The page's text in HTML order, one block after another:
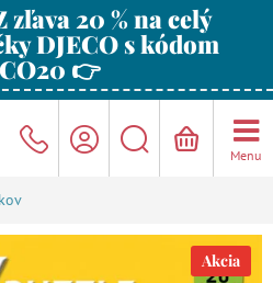
zľava 20 % na celý
DJECO s kódom
👉
Menu
Akcia